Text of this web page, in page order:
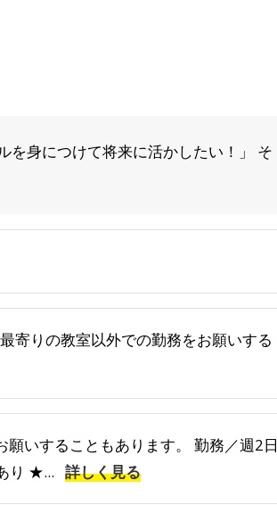
を身につけて将来に活かしたい！」 そ
りの教室以外での勤務をお願いする
いすることもあります。 勤務／週2日
り ★... 詳しく見る